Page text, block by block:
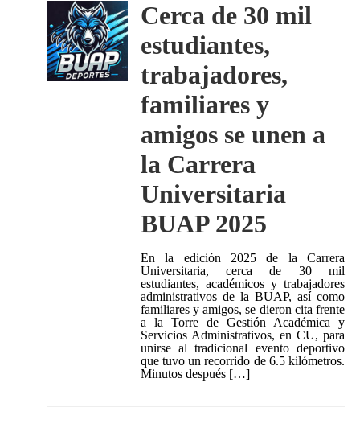
Cerca de 30 mil
estudiantes,
trabajadores,
familiares y
amigos se unen a
la Carrera
Universitaria
BUAP 2025
En la edición 2025 de la Carrera
Universitaria, cerca de 30 mil
estudiantes, académicos y trabajadores
administrativos de la BUAP, así como
familiares y amigos, se dieron cita frente
a la Torre de Gestión Académica y
Servicios Administrativos, en CU, para
unirse al tradicional evento deportivo
que tuvo un recorrido de 6.5 kilómetros.
Minutos después […]